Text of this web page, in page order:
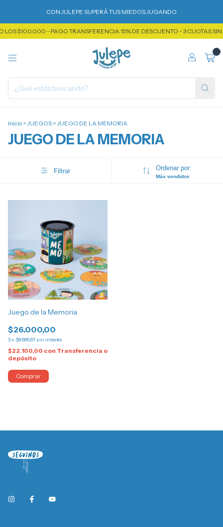
CON JULEPE SUPERÁ TUS MIEDOS JUGANDO
$100.000 - PAGO TRANSFERENCIA 15% DE DESCUENTO - 3 CUOTAS SIN
Inicio > JUEGOS > JUEGO DE LA MEMORIA
JUEGO DE LA MEMORIA
Filtrar Ordenar por:
Más vendidos
Juego de la Memoria
$26.000,00
3x $8.666,67 sin interés
$22.100,00 con Transferencia o
depósito